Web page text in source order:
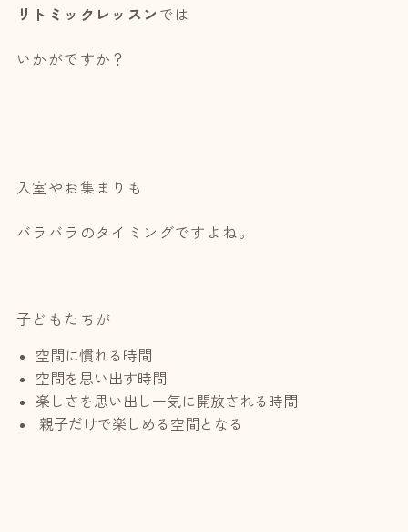
リトミックレッスン では
いかがですか？
入室やお集まりも
バラバラのタイミングですよね。
子どもたちが
空間に慣れる時間
空間を思い出す時間
楽しさを思い出し一気に開放される時間
親子だけで楽しめる空間となる